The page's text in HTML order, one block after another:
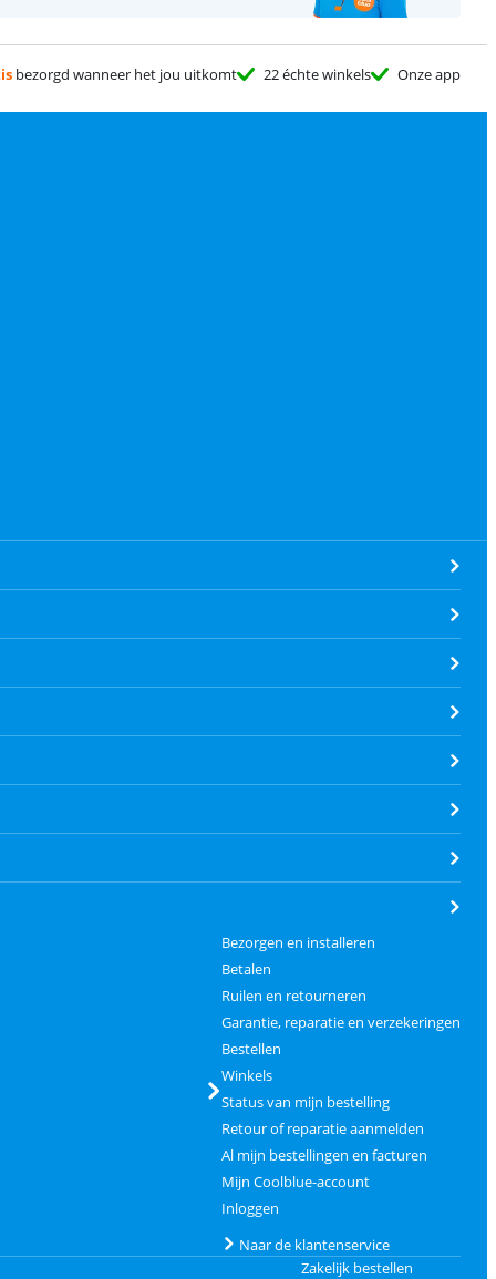
bezorgd wanneer het jou uitkomt 22 échte winkels Onze app
Bezorgen en installeren
Betalen
Ruilen en retourneren
Garantie, reparatie en verzekeringen
Bestellen
Winkels
Status van mijn bestelling
Retour of reparatie aanmelden
Al mijn bestellingen en facturen
Mijn Coolblue-account
Inloggen
Naar de klantenservice
Zakelijk bestellen